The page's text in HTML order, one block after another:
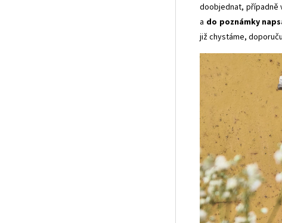
doobjednat, případně
a do poznámky
již chystáme,